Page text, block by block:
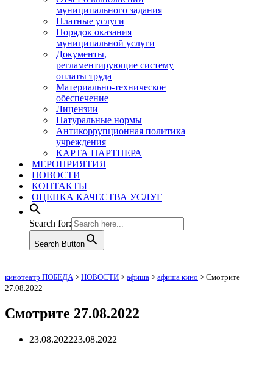
муниципального задания
Платные услуги
Порядок оказания
муниципальной услуги
Документы,
регламентирующие систему
оплаты труда
Материально-техническое
обеспечение
Лицензии
Натуральные нормы
Антикоррупционная политика
учреждения
КАРТА ПАРТНЕРА
МЕРОПРИЯТИЯ
НОВОСТИ
КОНТАКТЫ
ОЦЕНКА КАЧЕСТВА УСЛУГ
Search for:
Search Button
кинотеатр ПОБЕДА> НОВОСТИ > афиша > афиша кино > Смотрите
27.08.2022
Смотрите 27.08.2022
23.08.202223.08.2022